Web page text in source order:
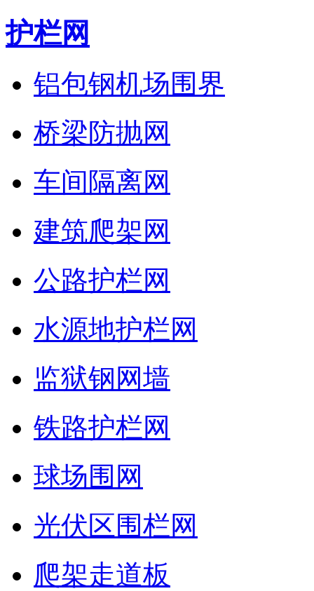
护栏网
铝包钢机场围界
桥梁防抛网
车间隔离网
建筑爬架网
公路护栏网
水源地护栏网
监狱钢网墙
铁路护栏网
球场围网
光伏区围栏网
爬架走道板